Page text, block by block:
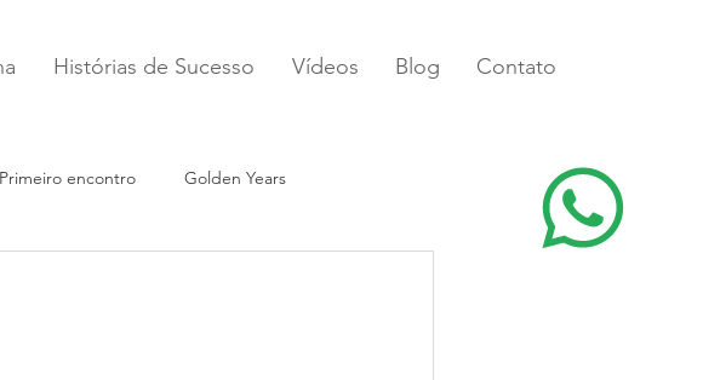
Histórias de Sucesso Vídeos Blog Contato
Primeiro encontro Golden Years